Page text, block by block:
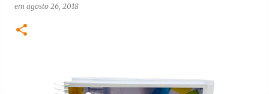
em agosto 26, 2018